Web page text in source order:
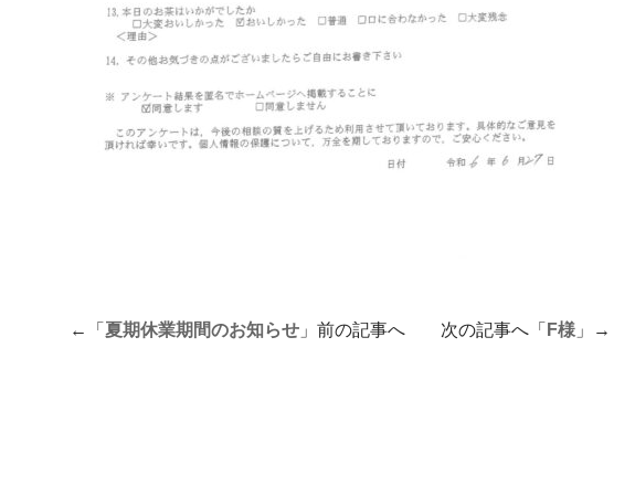
←「 夏期休業期間のお知らせ 」前の記事へ 次の記事へ「 F様 」→